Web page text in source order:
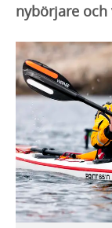
nybörjare och